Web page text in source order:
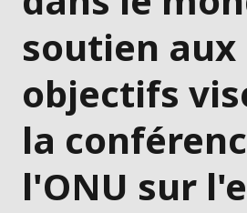
soutien aux
objectifs
la
l'ONU sur